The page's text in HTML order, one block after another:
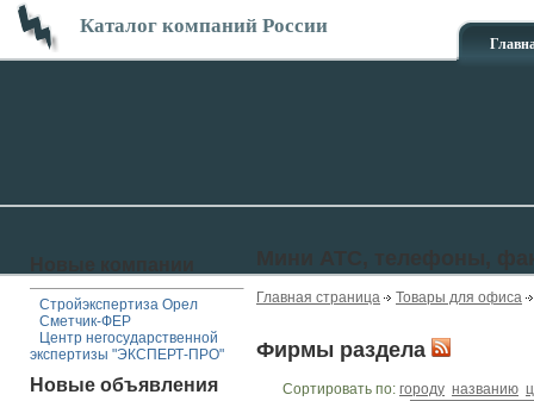
Каталог компаний России
Стройэкспертиза Орел
Сметчик-ФЕР
Центр негосударственной
экспертизы "ЭКСПЕРТ-ПРО"
Новые объявления
Главная страница Товары для офиса
Фирмы раздела
Сортировать по: городу названию